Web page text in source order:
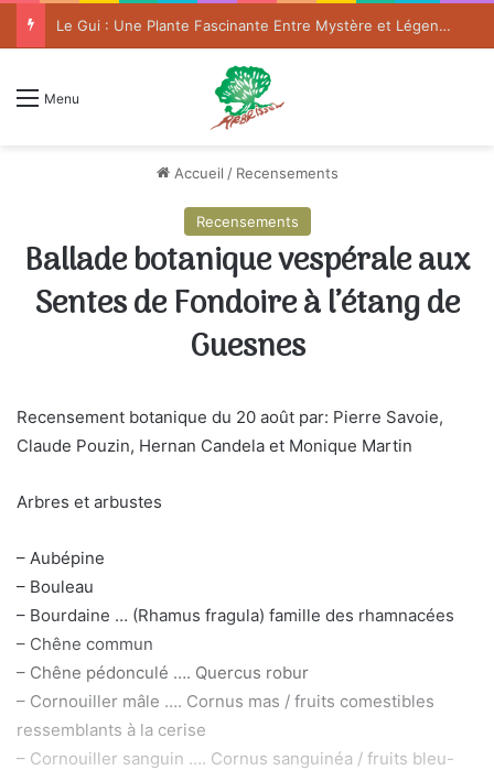
Le Gui : Une Plante Fascinante Entre Mystère et Légende
Menu
Accueil / Recensements
Recensements
Ballade botanique vespérale aux
Sentes de Fondoire à l’étang de
Guesnes
Recensement botanique du 20 août par: Pierre Savoie,
Claude Pouzin, Hernan Candela et Monique Martin
Arbres et arbustes
– Aubépine
– Bouleau
– Bourdaine … (Rhamus fragula) famille des rhamnacées
– Chêne commun
– Chêne pédonculé …. Quercus robur
– Cornouiller mâle …. Cornus mas / fruits comestibles
ressemblants à la cerise
– Cornouiller sanguin …. Cornus sanguinéa / fruits bleu-